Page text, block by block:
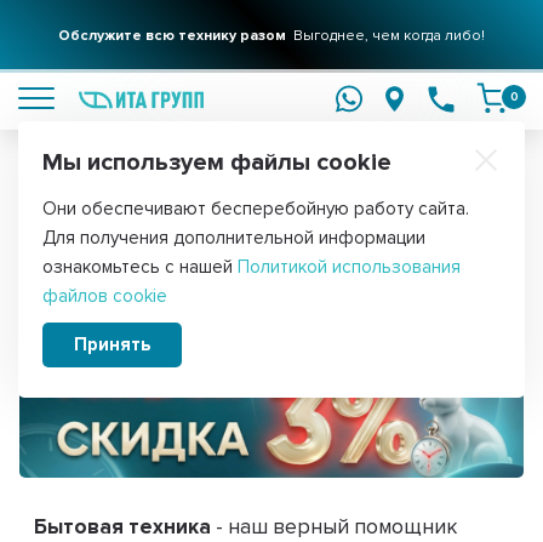
Обслужите всю технику разом Выгоднее, чем когда либо!
0
Главная
Счастливые часы с ИТА ГРУПП!
Бытовая техника - наш верный помощник
Мы используем файлы cookie
Они обеспечивают бесперебойную работу сайта.
Для получения дополнительной информации
ознакомьтесь с нашей Политикой использования
файлов cookie
Принять